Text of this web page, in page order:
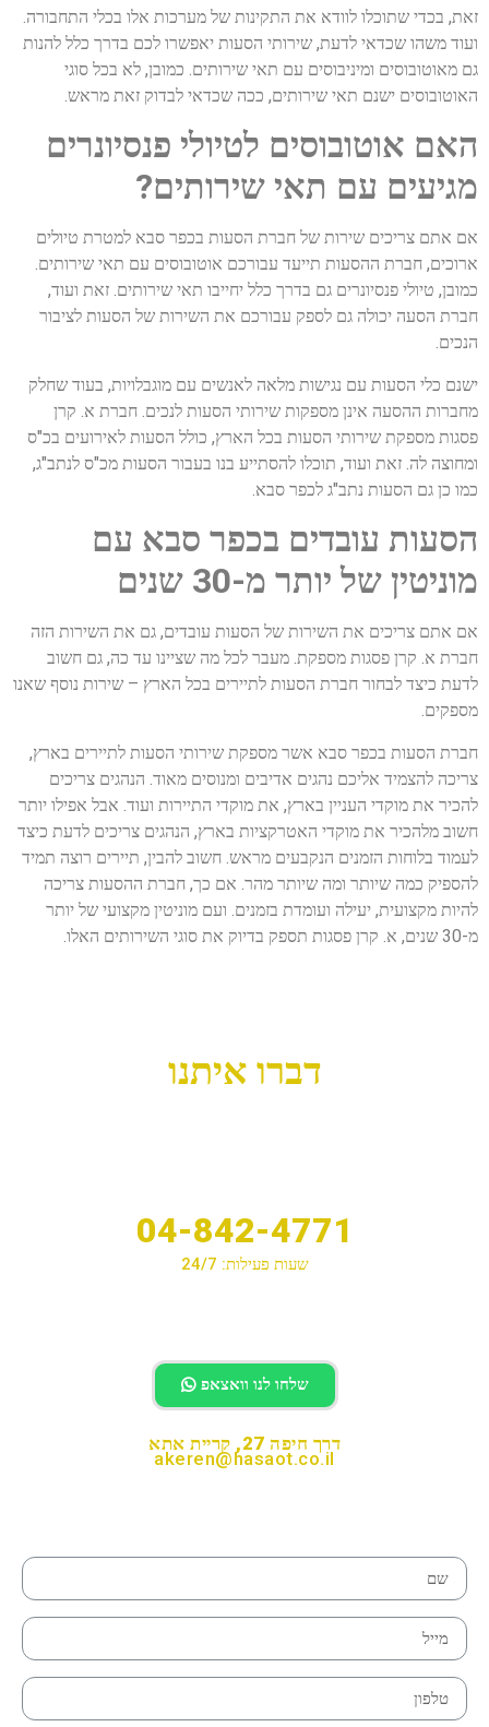
זאת, בכדי שתוכלו לוודא את התקינות של מערכות אלו בכלי התחבורה.
ועוד משהו שכדאי לדעת, שירותי הסעות יאפשרו לכם בדרך כלל להנות
גם מאוטובוסים ומיניבוסים עם תאי שירותים. כמובן, לא בכל סוגי
האוטובוסים ישנם תאי שירותים, ככה שכדאי לבדוק זאת מראש.
האם אוטובוסים לטיולי פנסיונרים
מגיעים עם תאי שירותים?
אם אתם צריכים שירות של חברת הסעות בכפר סבא למטרת טיולים
ארוכים, חברת ההסעות תייעד עבורכם אוטובוסים עם תאי שירותים.
כמובן, טיולי פנסיונרים גם בדרך כלל יחייבו תאי שירותים. זאת ועוד,
חברת הסעה יכולה גם לספק עבורכם את השירות של הסעות לציבור
הנכים.
ישנם כלי הסעות עם נגישות מלאה לאנשים עם מוגבלויות, בעוד שחלק
מחברות ההסעה אינן מספקות שירותי הסעות לנכים. חברת א. קרן
פסגות מספקת שירותי הסעות בכל הארץ, כולל הסעות לאירועים בכ"ס
ומחוצה לה. זאת ועוד, תוכלו להסתייע בנו בעבור הסעות מכ"ס לנתב"ג,
כמו כן גם הסעות נתב"ג לכפר סבא.
הסעות עובדים בכפר סבא עם
מוניטין של יותר מ-30 שנים
אם אתם צריכים את השירות של הסעות עובדים, גם את השירות הזה
חברת א. קרן פסגות מספקת. מעבר לכל מה שציינו עד כה, גם חשוב
לדעת כיצד לבחור חברת הסעות לתיירים בכל הארץ – שירות נוסף שאנו
מספקים.
חברת הסעות בכפר סבא אשר מספקת שירותי הסעות לתיירים בארץ,
צריכה להצמיד אליכם נהגים אדיבים ומנוסים מאוד. הנהגים צריכים
להכיר את מוקדי העניין בארץ, את מוקדי התיירות ועוד. אבל אפילו יותר
חשוב מלהכיר את מוקדי האטרקציות בארץ, הנהגים צריכים לדעת כיצד
לעמוד בלוחות הזמנים הנקבעים מראש. חשוב להבין, תיירים רוצה תמיד
להספיק כמה שיותר ומה שיותר מהר. אם כך, חברת ההסעות צריכה
להיות מקצועית, יעילה ועומדת בזמנים. ועם מוניטין מקצועי של יותר
מ-30 שנים, א. קרן פסגות תספק בדיוק את סוגי השירותים האלו.
דברו איתנו
04-842-4771
שעות פעילות: 24/7
שלחו לנו וואצאפ
דרך חיפה 27, קריית אתא
akeren@hasaot.co.il